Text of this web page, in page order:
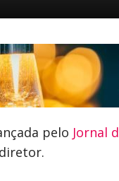
pelo Jornal